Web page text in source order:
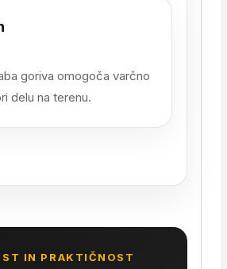
goriva omogoča varčno
delu na terenu.
IN PRAKTIČNOST